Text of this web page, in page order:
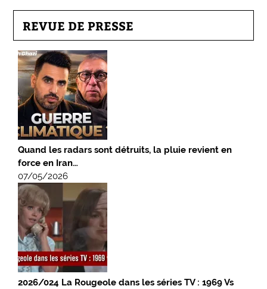
REVUE DE PRESSE
Quand les radars sont détruits, la pluie revient en
force en Iran…
07/05/2026
2026/024 La Rougeole dans les séries TV : 1969 Vs